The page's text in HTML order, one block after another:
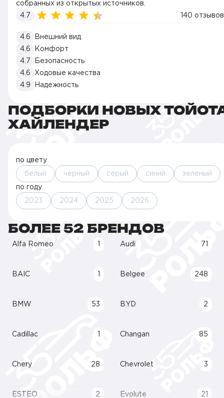
собранных из открытых источников.
4.7
140 отзывов
4.6
Внешний вид
4.6
Комфорт
4.7
Безопасность
4.6
Ходовые качества
4.9
Надежность
ПОДБОРКИ НОВЫХ
ХАЙЛЕНДЕР
по цвету
белый черный серый синий зеленый
по году
2023 2024 2025 2026
БОЛЕЕ 52 БРЕНДОВ
Alfa Romeo Audi 71
BAIC Belgee 248
BMW 53 BYD 2
Cadillac Changan 85
Chery 28 Chevrolet 3
ESTEO 2 Evolute 21